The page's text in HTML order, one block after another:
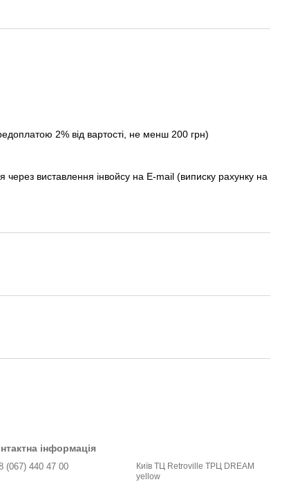
2% від вартості, не менш 200 грн)
виставлення інвойсу на E-mail (виписку рахунку на
інформація
(067) 440 47 00
Київ ТЦ Retroville ТРЦ DREAM
yellow